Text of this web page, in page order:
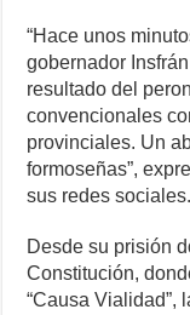
o
k
p
“Hace unos
gobernador
resultado del
convencionales
provinciales. Un
formoseñas”,
sus redes sociales.
Desde su prisión
Constitución,
“Causa Vialidad”,